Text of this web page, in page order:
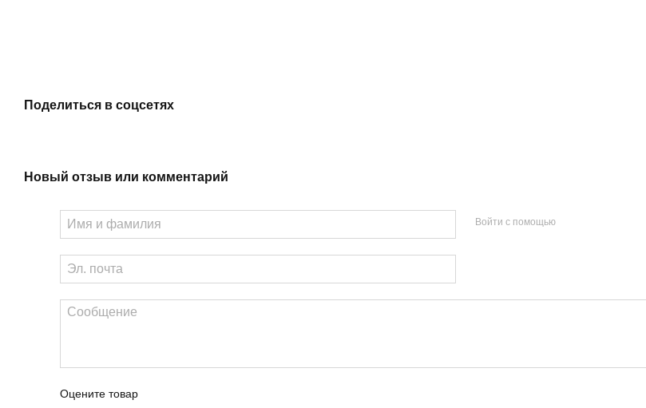
Поделиться в соцсетях
Новый отзыв или комментарий
Войти с помощью
Оцените товар